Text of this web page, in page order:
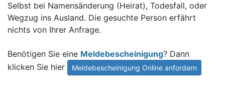
Selbst bei Namensänderung (Heirat), Todesfall, oder
Wegzug ins Ausland. Die gesuchte Person erfährt
nichts von Ihrer Anfrage.
Benötigen Sie eine Meldebescheinigung? Dann
klicken Sie hier
Meldebescheinigung Online anfordern